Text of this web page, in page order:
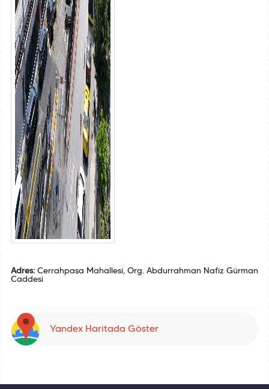
Adres:Cerrahpaşa Mahallesi, Org. Abdurrahman Nafiz Gürman
Caddesi
Yandex Haritada Göster